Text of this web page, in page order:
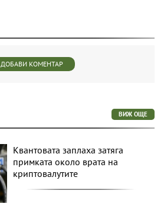
ДОБАВИ КОМЕНТАР
ВИЖ ОЩЕ
Квантовата заплаха затяга
примката около врата на
криптовалутите